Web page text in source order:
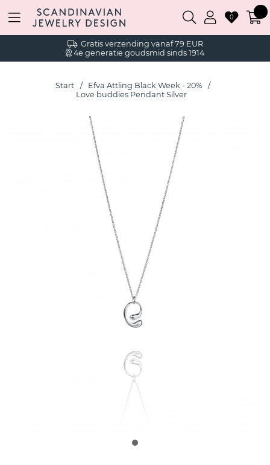
Gratis verzending vanaf 79 EUR
4e generatie goudsmid sinds 1914
0
Start
Efva Attling Black Week - 20%
Love buddies Pendant Silver